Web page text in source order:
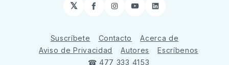
𝕏 Facebook
Instagram
YouTubeLinkedIn
Suscríbete Contacto
Acerca de
Aviso de Privacidad
Autores
Escríbenos
☎ 477 333 4153